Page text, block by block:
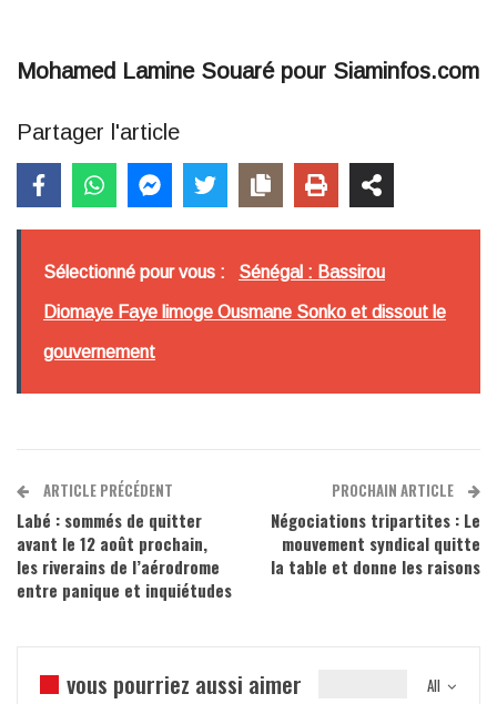
Mohamed Lamine Souaré pour Siaminfos.com
Partager l'article
Sélectionné pour vous : Sénégal : Bassirou
Diomaye Faye limoge Ousmane Sonko et dissout le
gouvernement
ARTICLE PRÉCÉDENT
Labé : sommés de quitter
avant le 12 août prochain,
les riverains de l’aérodrome
entre panique et inquiétudes
PROCHAIN ARTICLE
Négociations tripartites : Le
mouvement syndical quitte
la table et donne les raisons
All
vous pourriez aussi aimer